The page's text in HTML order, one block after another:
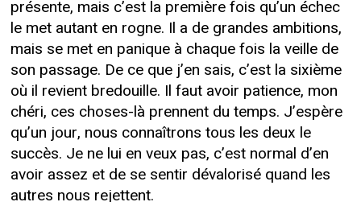
présente, mais c’est la première fois qu’un échec
le met autant en rogne. Il a de grandes ambitions,
mais se met en panique à chaque fois la veille de
son passage. De ce que j’en sais, c’est la sixième
où il revient bredouille. Il faut avoir patience, mon
chéri, ces choses-là prennent du temps. J’espère
qu’un jour, nous connaîtrons tous les deux le
succès. Je ne lui en veux pas, c’est normal d’en
avoir assez et de se sentir dévalorisé quand les
autres nous rejettent.